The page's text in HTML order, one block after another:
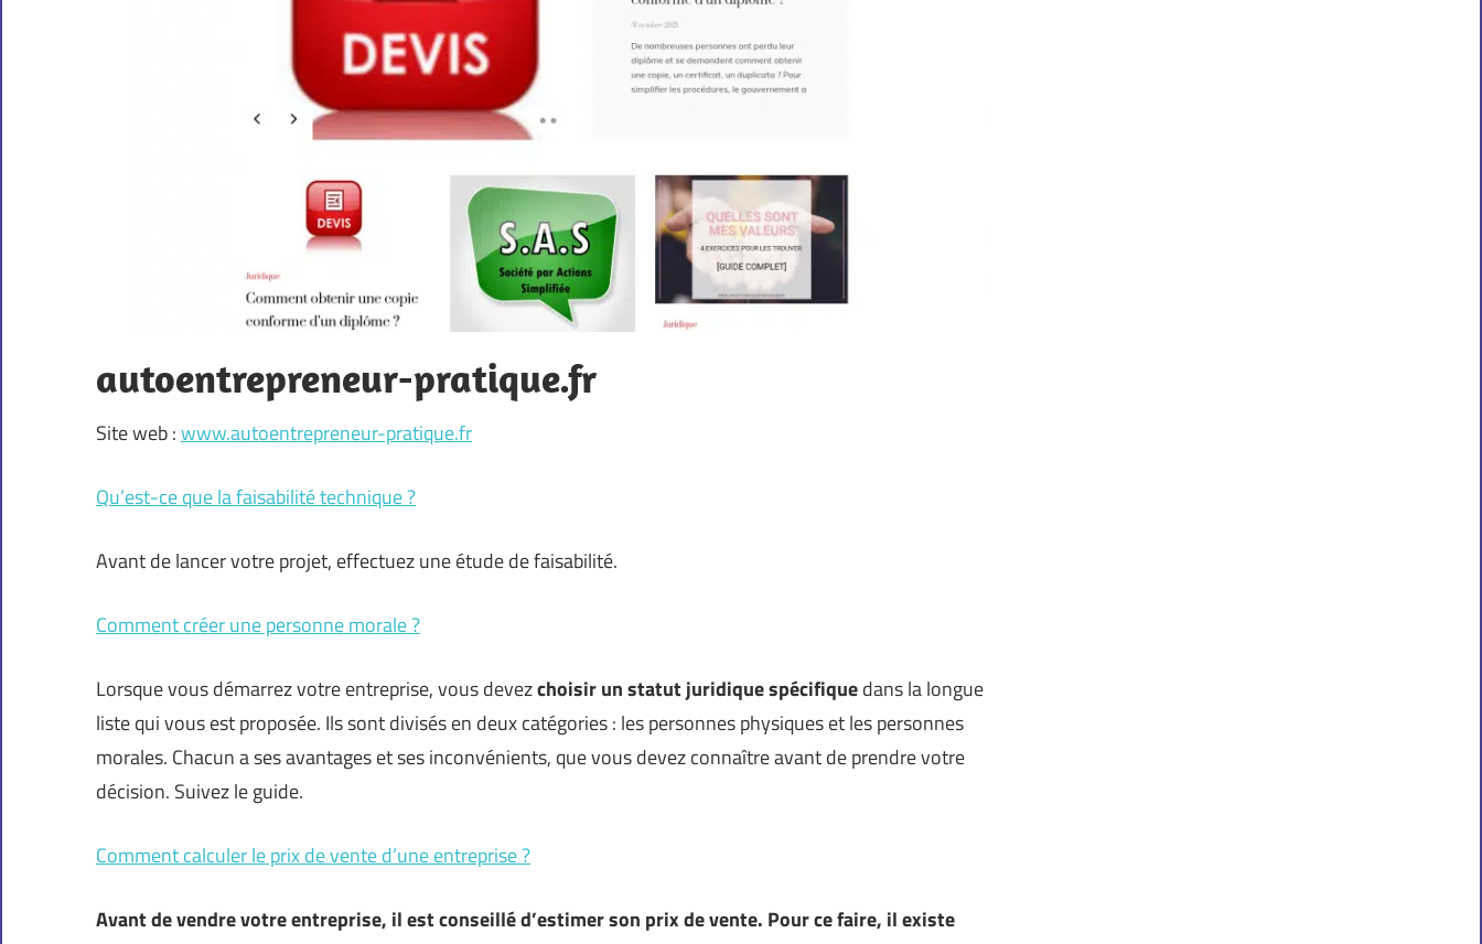
autoentrepreneur-pratique.fr
Site web :www.autoentrepreneur-pratique.fr
Qu’est-ce que la faisabilité technique ?
Avant de lancer votre projet, effectuez une étude de faisabilité.
Comment créer une personne morale ?
Lorsque vous démarrez votre entreprise, vous devezchoisir un statut juridique spécifiquedans la longue
liste qui vous est proposée. Ils sont divisés en deux catégories : les personnes physiques et les personnes
morales. Chacun a ses avantages et ses inconvénients, que vous devez connaître avant de prendre votre
décision. Suivez le guide.
Comment calculer le prix de vente d’une entreprise ?
Avant de vendre votre entreprise, il est conseillé d’estimer son prix de vente. Pour ce faire, il existe